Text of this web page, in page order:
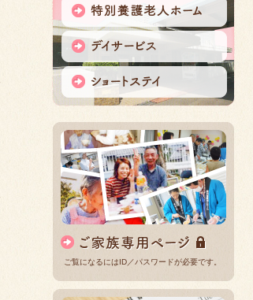
ご覧になるにはID／パスワードが必要です。